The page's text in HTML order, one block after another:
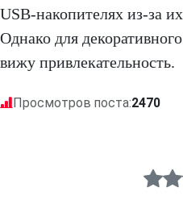
USB-накопителях из-за
Однако для
вижу привлекательность.
Просмотров поста:2470